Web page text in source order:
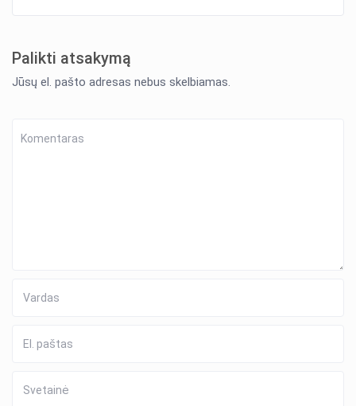
Palikti atsakymą
Jūsų el. pašto adresas nebus skelbiamas.